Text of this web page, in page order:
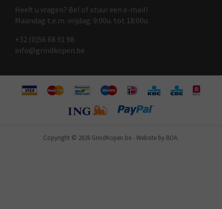
Heeft u vragen? Bel of stuur een e-mail!
Maandag t.e.m. vrijdag: 9:00u. tot 18:00u.
+32 (0)56 68 91 98
info@grindkopen.be
Copyright © 2026 GrindKopen.be-Website by BOA.